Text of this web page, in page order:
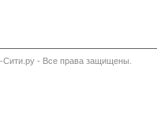
Сити.ру - Все права защищены.